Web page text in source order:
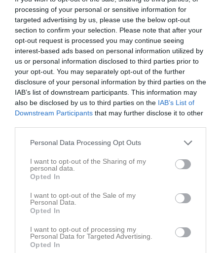
processing of your personal or sensitive information for
targeted advertising by us, please use the below opt-out
section to confirm your selection. Please note that after your
opt-out request is processed you may continue seeing
interest-based ads based on personal information utilized by
us or personal information disclosed to third parties prior to
your opt-out. You may separately opt-out of the further
disclosure of your personal information by third parties on the
IAB’s list of downstream participants. This information may
also be disclosed by us to third parties on the IAB’s List of
Downstream Participants that may further disclose it to other
Personal Data Processing Opt Outs
I want to opt-out of the Sharing of my
personal data.
Opted In
I want to opt-out of the Sale of my
Personal Data.
Opted In
I want to opt-out of processing my
Personal Data for Targeted Advertising.
Opted In
Två storsegrar i Nora
F2012-2013 9 nov 2025
Visa fler nyheter
Nyheter från föreningen
Boka in 19 september, då blir det fest!!